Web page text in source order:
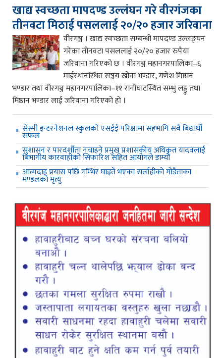
खाद्य स्वच्छता मापदण्ड उल्लंघन गरे वीरगंजका
तीनवटा मिठाई पसललाई २०/२० हजार जरिवाना
वीरगञ्ज । खाद्य स्वच्छता सम्बन्धी मापदण्ड उल्लङ्घन
गरेका तीनवटा पसललाई २०/२० हजार रुपैया
जरिवाना गरिएको छ । वीरगञ्ज महानगरपालिका–६
माईस्थानस्थित सञ्जय खोवा भण्डार, गणेश मिष्ठान
भण्डार तथा वीरगञ्ज महानगरपालिका–११ रानीघाटस्थित सम्भु लड्डु तथा
मिष्ठान भण्डार लाई जरिवाना गरिएको हो ।
सेस्मी इन्टरनेशनल स्कुलको एसईई परिक्षामा सहभागि सबै बिद्यार्थी
सफल
सुशासन र पारदर्शीता नचाहने प्रमुख प्रशासकीय अधिकृत यादवलाई
बिभागीय कारवाहीको सिफारिश सहित आयोगले डाम्यो
आत्मदाह प्रयास पछि गम्भिर घाइते भएका सर्लाहीको गोडैताका
मण्डलको मृत्यु